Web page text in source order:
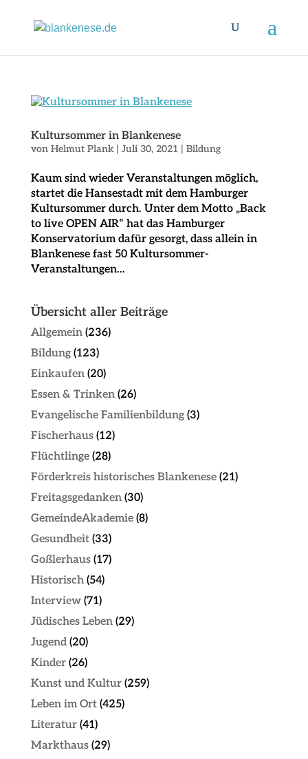
Kultursommer in Blankenese
von Helmut Plank| Juli 30, 2021| Bildung
Kaum sind wieder Veranstaltungen möglich,
startet die Hansestadt mit dem Hamburger
Kultursommer durch. Unter dem Motto „Back
to live OPEN AIR“ hat das Hamburger
Konservatorium dafür gesorgt, dass allein in
Blankenese fast 50 Kultursommer-
Veranstaltungen...
Übersicht aller Beiträge
Allgemein(236)
Bildung(123)
Einkaufen(20)
Essen & Trinken(26)
Evangelische Familienbildung(3)
Fischerhaus(12)
Flüchtlinge(28)
Förderkreis historisches Blankenese(21)
Freitagsgedanken(30)
GemeindeAkademie(8)
Gesundheit(33)
Goßlerhaus(17)
Historisch(54)
Interview(71)
Jüdisches Leben(29)
Jugend(20)
Kinder(26)
Kunst und Kultur(259)
Leben im Ort(425)
Literatur(41)
Markthaus(29)